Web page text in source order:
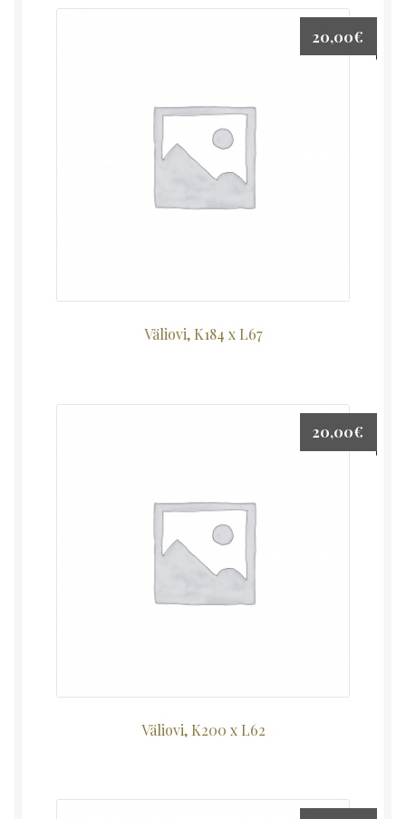
Väliovi, K184 x L67
20,00€
Väliovi, K200 x L62
20,00€